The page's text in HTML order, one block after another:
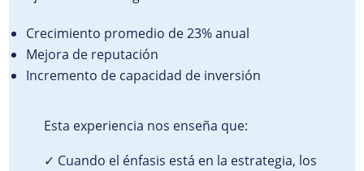
Crecimiento promedio de 23% anual
Mejora de reputación
Incremento de capacidad de inversión
Esta experiencia nos enseña que:
✓ Cuando el énfasis está en la estrategia, los